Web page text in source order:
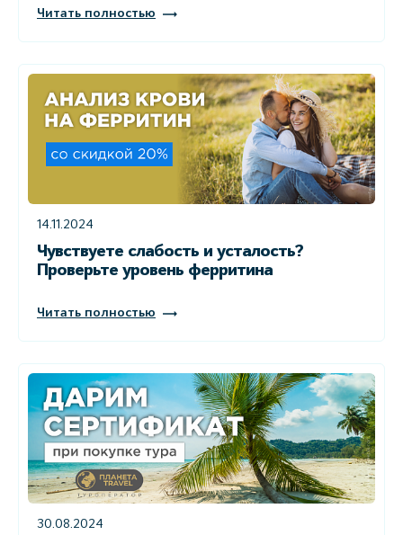
Читать полностью
14.11.2024
Чувствуете слабость и усталость?
Проверьте уровень ферритина
Читать полностью
30.08.2024